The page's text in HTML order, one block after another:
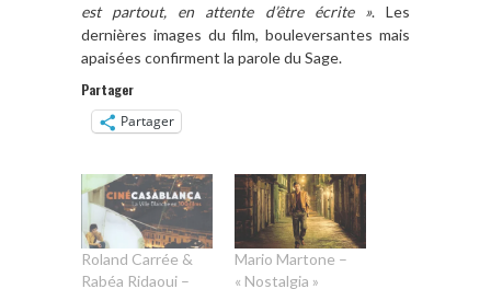
est partout, en attente d’être écrite ». Les
dernières images du film, bouleversantes mais
apaisées confirment la parole du Sage.
Partager
Partager
Roland Carrée &
Rabéa Ridaoui –
Mario Martone –
« Nostalgia »